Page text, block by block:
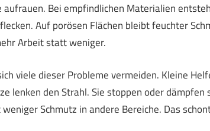
aufrauen. Bei empfindlichen Materialien
Auf porösen Flächen bleibt feuchter
Arbeit statt weniger.
viele dieser Probleme vermeiden. Kleine
lenken den Strahl. Sie stoppen oder dämpfen
Schmutz in andere Bereiche. Das